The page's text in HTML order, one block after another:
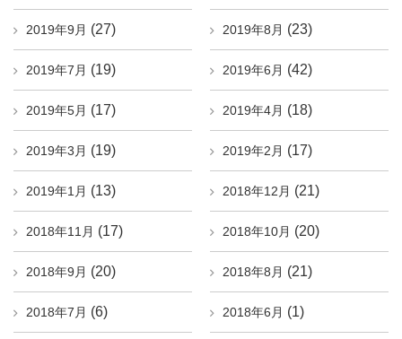
2019年9月 (27) 2019年8月 (23)
2019年7月 (19) 2019年6月 (42)
2019年5月 (17) 2019年4月 (18)
2019年3月 (19) 2019年2月 (17)
2019年1月 (13) 2018年12月 (21)
2018年11月 (17) 2018年10月 (20)
2018年9月 (20) 2018年8月 (21)
2018年7月 (6) 2018年6月 (1)